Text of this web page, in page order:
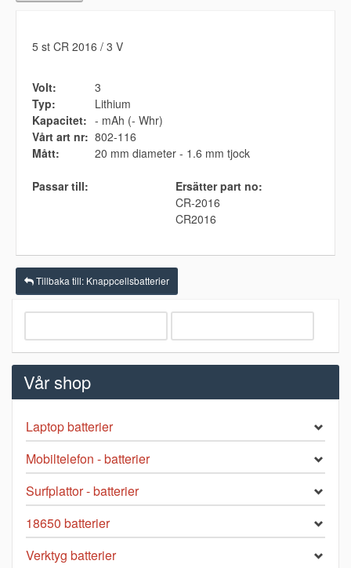
5 st CR 2016 / 3 V
Volt:
3
Typ:
Lithium
Kapacitet: - mAh (- Whr)
Vårt art nr: 802-116
Mått:
20 mm diameter - 1.6 mm tjock
Passar till:
Ersätter part no:
CR-2016
CR2016
Tillbaka till: Knappcellsbatterier
Vår shop
Laptop batterier
Mobiltelefon - batterier
Surfplattor - batterier
18650 batterier
Verktyg batterier